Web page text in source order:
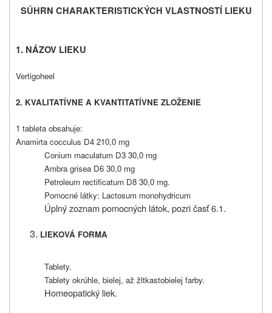
SÚHRN CHARAKTERISTICKÝCH VLASTNOSTÍ LIEKU
1. NÁZOV LIEKU
Vertigoheel
2. KVALITATÍVNE A KVANTITATÍVNE ZLOŽENIE
1 tableta obsahuje:
Anamirta cocculus D4 210,0 mg
Conium maculatum D3 30,0 mg
Ambra grisea D6 30,0 mg
Petroleum rectificatum D8 30,0 mg.
Pomocné látky: Lactosum monohydricum
Úplný zoznam pomocných látok, pozri časť 6.1.
LIEKOVÁ FORMA
Tablety.
Tablety okrúhle, bielej, až žltkastobielej farby.
Homeopatický liek.